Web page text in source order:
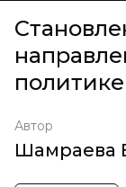
Автор
Шамраева